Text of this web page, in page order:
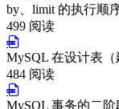
by、limit 的执行顺
499 阅读
MySQL 在设计表
484 阅读
MySQL 事务的二